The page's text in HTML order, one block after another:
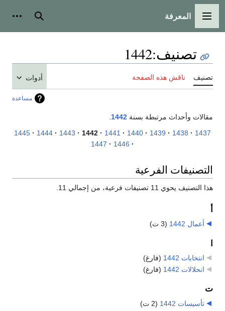
القائمة الرئيسية
المعرفة بحث
تصنيف:
1442
تصنيف ناقش هذه الصفحة أدوات
مساعدة
مقالات وأحداث مرتبطة بسنة 1442
1437
1438
1439
1440
1441
1442
1443
1444
1445
1446
1447
التصنيفات الفرعية
هذا التصنيف يحوي 11 تصنيفات فرعية، من إجمالي 11.
أعمال 1442 (3 ت)
انتخابات 1442
(فارغ)
انحلالات 1442
(فارغ)
ت
تأسيسات 1442 (2 ت)